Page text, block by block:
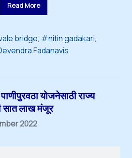
Read More
bridge
nitin gadakari
Fadanavis
योजनेसाठी राज्य
सात लाख मंजूर
2022